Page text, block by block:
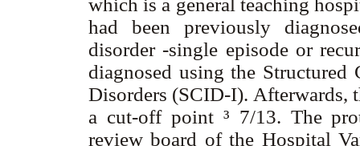
had been previously
disorder -single episode or
diagnosed using the
Disorders (SCID-I). Afterwards,
a cut-off point ³ 7/13. The
review board of the Hospital